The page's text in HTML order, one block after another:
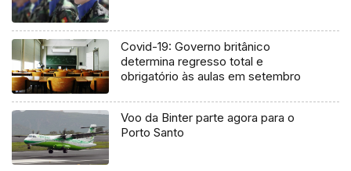
Covid-19: Governo britânico
determina regresso total e
obrigatório às aulas em setembro
Voo da Binter parte agora para o
Porto Santo